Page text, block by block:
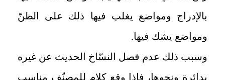
بالإدراج ومواضع يغلب فيها ذلك على الظنّ
ومواضع يشك فيها.
وسبب ذلك عدم فصل النسّاخ الحديث عن غيره
بدائرة ونحوها، فإذا وقع كلام للمصنّف مناسب